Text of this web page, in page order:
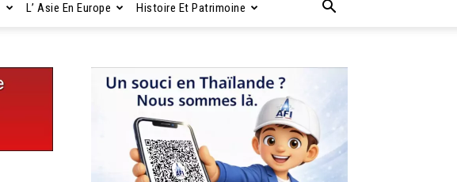
L’ Asie En Europe Histoire Et Patrimoine